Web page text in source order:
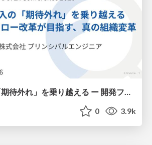
生成AI導入の「期待外れ」を乗り越える ー 開発フロー改革が目指す、真の組織変革
0 3.9k